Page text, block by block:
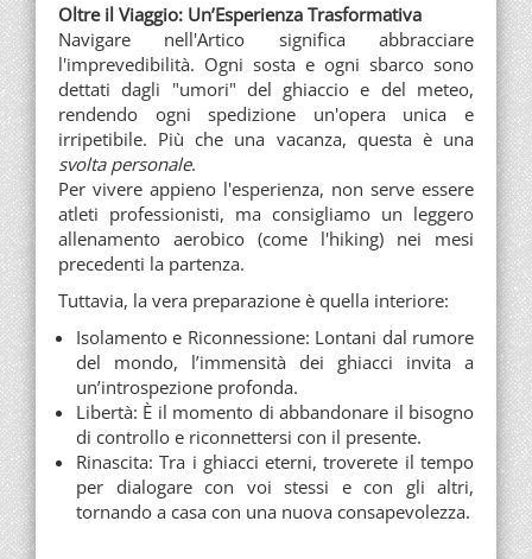
Oltre il Viaggio: Un’Esperienza Trasformativa
Navigare nell'Artico significa abbracciare
l'imprevedibilità. Ogni sosta e ogni sbarco sono
dettati dagli "umori" del ghiaccio e del meteo,
rendendo ogni spedizione un'opera unica e
irripetibile. Più che una vacanza, questa è una
svolta personale.
Per vivere appieno l'esperienza, non serve essere
atleti professionisti, ma consigliamo un leggero
allenamento aerobico (come l'hiking) nei mesi
precedenti la partenza.
Tuttavia, la vera preparazione è quella interiore:
Isolamento e Riconnessione: Lontani dal rumore
del mondo, l’immensità dei ghiacci invita a
un’introspezione profonda.
Libertà: È il momento di abbandonare il bisogno
di controllo e riconnettersi con il presente.
Rinascita: Tra i ghiacci eterni, troverete il tempo
per dialogare con voi stessi e con gli altri,
tornando a casa con una nuova consapevolezza.